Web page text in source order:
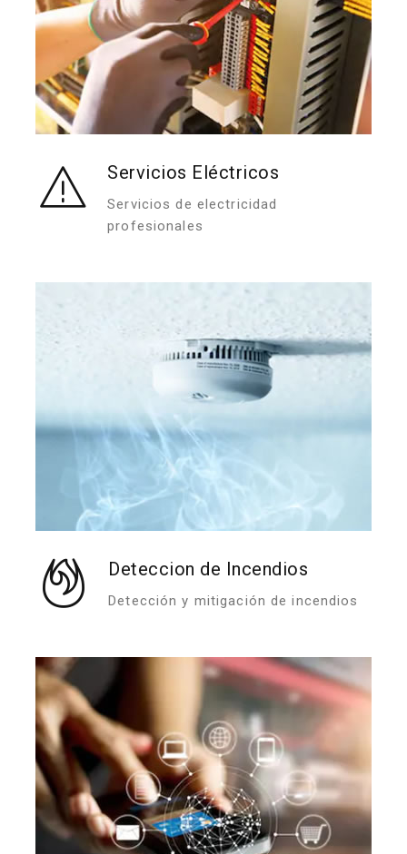
Servicios Eléctricos
Servicios de electricidad
profesionales
Deteccion de Incendios
Detección y mitigación de incendios